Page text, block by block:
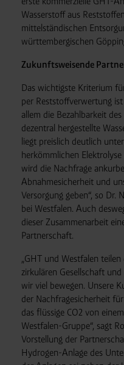
Wasserstoff aus
mittelständischen
württembergischen
Zukunftsweisende
Das wichtigste Kriterium
per Reststoffverwertung
allem die Bezahlbarkeit
dezentral hergestellte
liegt preislich deutlich
herkömmlichen
wird die Nachfrage
Abnahmesicherheit und
Versorgung geben“, so
bei Westfalen. Auch
dieser Zusammenarbeit
Partnerschaft.
„GHT und Westfalen
zirkulären Gesellschaft
wir viel bewegen. Unsere
der Nachfragesicherheit
das flüssige CO2 von
Westfalen-Gruppe“, sagt
Vorstellung der
Hydrogen-Anlage des